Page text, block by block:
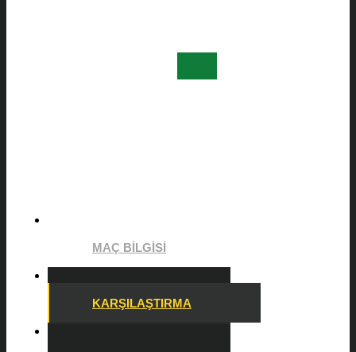
MAÇ BILGISI
KARŞILAŞTIRMA